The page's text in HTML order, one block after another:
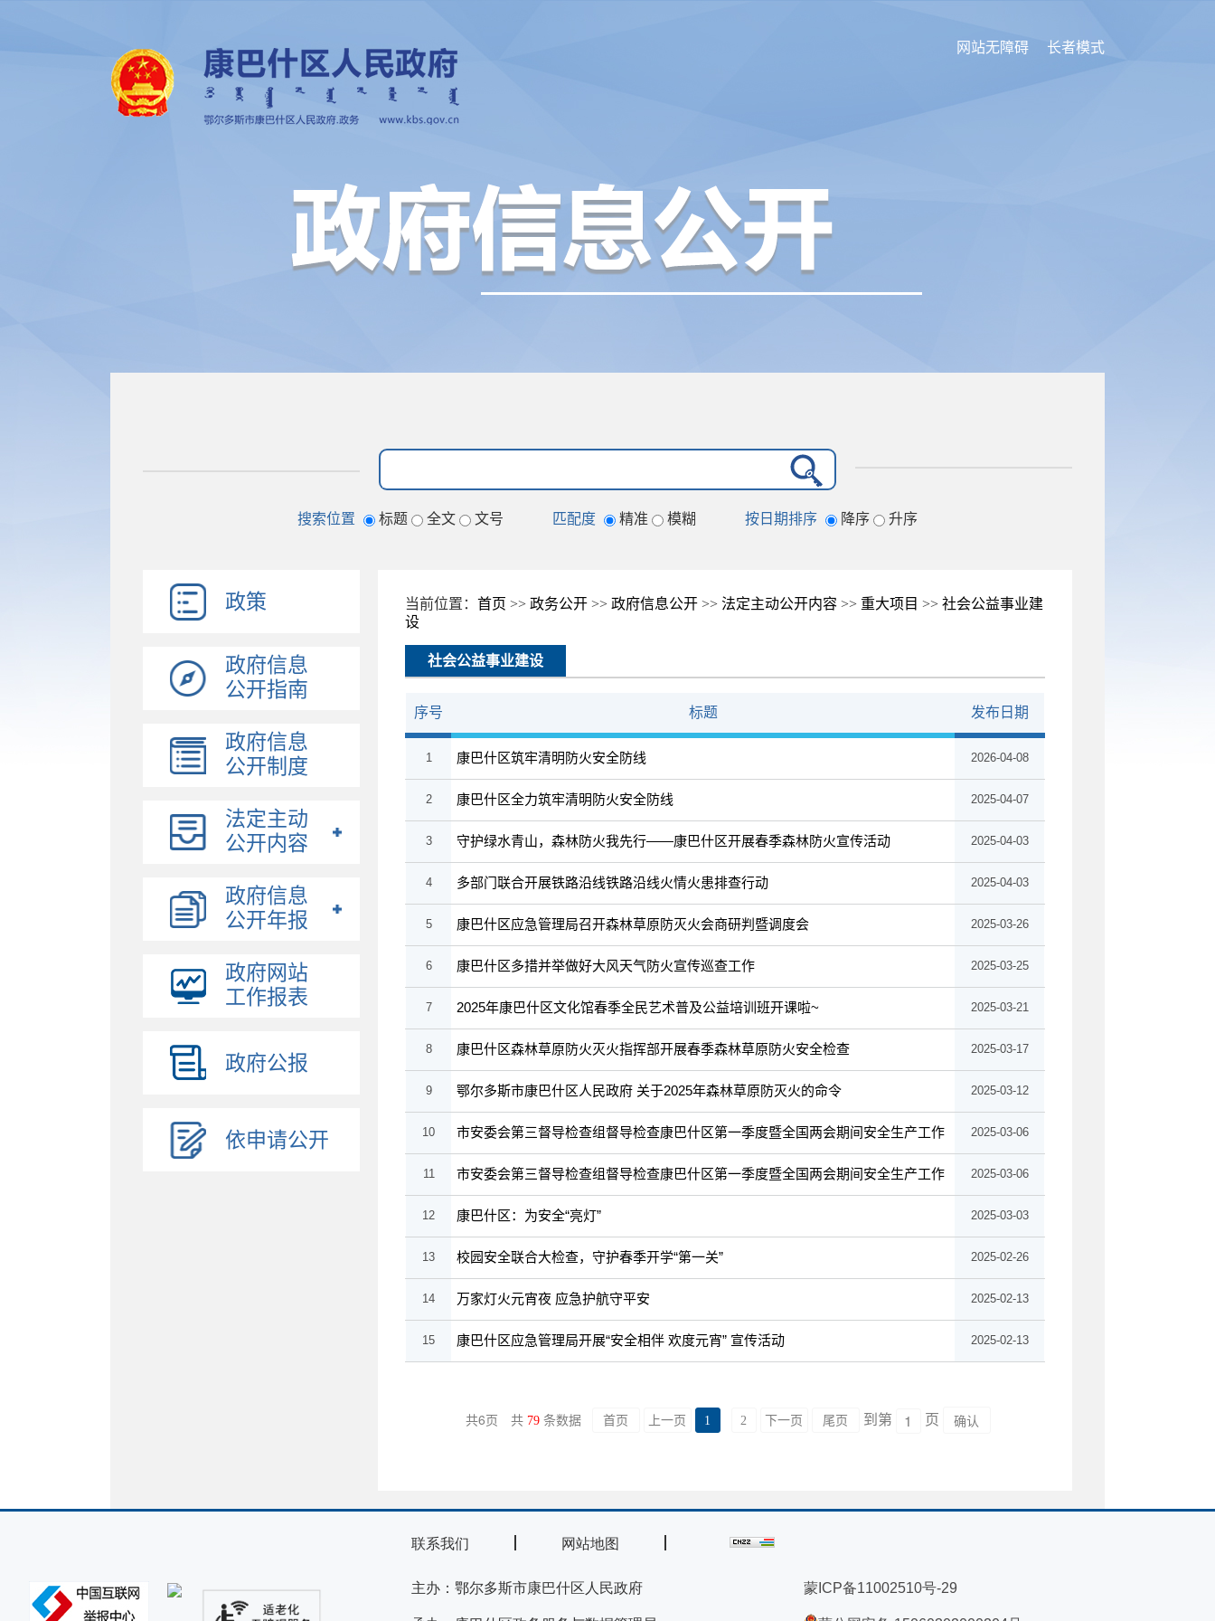
长者模式
网站无障碍
搜索位置 标题 全文 文号 匹配度 精准 模糊 按日期排序 降序 升序
政策
政府信息
公开指南
政府信息
公开制度
法定主动
公开内容
政府信息
公开年报
政府网站
工作报表
政府公报
依申请公开
当前位置： 首页 >> 政务公开 >> 政府信息公开 >> 法定主动公开内容 >> 重大项目 >> 社会公益事业建
设
社会公益事业建设
序号 标题 发布日期
1 康巴什区筑牢清明防火安全防线 2026-04-08
2 康巴什区全力筑牢清明防火安全防线 2025-04-07
3 守护绿水青山，森林防火我先行——康巴什区开展春季森林防火宣传活动 2025-04-03
4 多部门联合开展铁路沿线铁路沿线火情火患排查行动 2025-04-03
5 康巴什区应急管理局召开森林草原防灭火会商研判暨调度会 2025-03-26
6 康巴什区多措并举做好大风天气防火宣传巡查工作 2025-03-25
7 2025年康巴什区文化馆春季全民艺术普及公益培训班开课啦~ 2025-03-21
8 康巴什区森林草原防火灭火指挥部开展春季森林草原防火安全检查 2025-03-17
9 鄂尔多斯市康巴什区人民政府 关于2025年森林草原防灭火的命令 2025-03-12
10 市安委会第三督导检查组督导检查康巴什区第一季度暨全国两会期间安全生产工作 2025-03-06
11 市安委会第三督导检查组督导检查康巴什区第一季度暨全国两会期间安全生产工作 2025-03-06
12 康巴什区：为安全“亮灯” 2025-03-03
13 校园安全联合大检查，守护春季开学“第一关” 2025-02-26
14 万家灯火元宵夜 应急护航守平安 2025-02-13
15 康巴什区应急管理局开展“安全相伴 欢度元宵” 宣传活动 2025-02-13
共6 页 共 79条数据 首页 上一页 1 2 下一页 尾页 到第 页